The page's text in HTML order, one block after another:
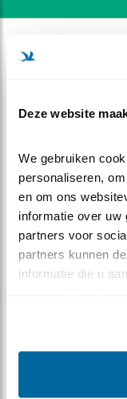
Deze website
We gebruiken
personaliseren,
en om ons
informatie over uw
partners voor
partners kunnen
informatie die u